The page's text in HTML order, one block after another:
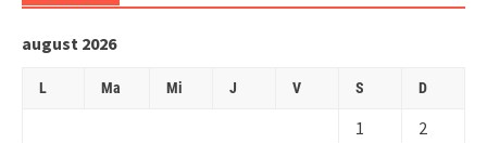
august 2026
L Ma Mi J V S D
1
2